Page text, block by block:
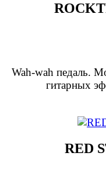
Wah-wah педаль.
гитарных
RED